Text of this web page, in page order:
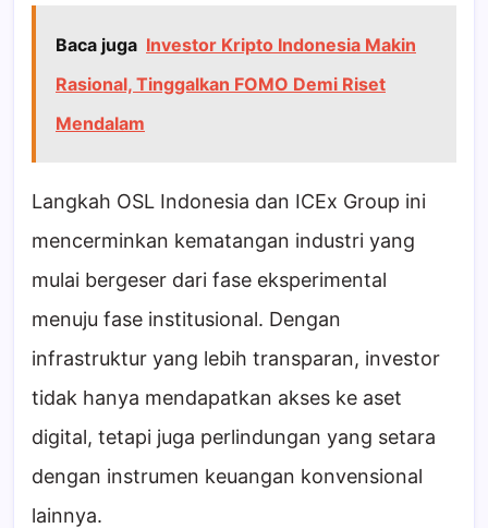
Baca juga Investor Kripto Indonesia Makin
Rasional, Tinggalkan FOMO Demi Riset
Mendalam
Langkah OSL Indonesia dan ICEx Group ini
mencerminkan kematangan industri yang
mulai bergeser dari fase eksperimental
menuju fase institusional. Dengan
infrastruktur yang lebih transparan, investor
tidak hanya mendapatkan akses ke aset
digital, tetapi juga perlindungan yang setara
dengan instrumen keuangan konvensional
lainnya.